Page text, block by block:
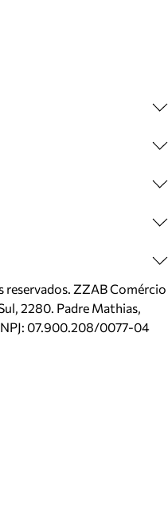
reservados. ZZAB Comércio
2280. Padre Mathias,
07.900.208/0077-04